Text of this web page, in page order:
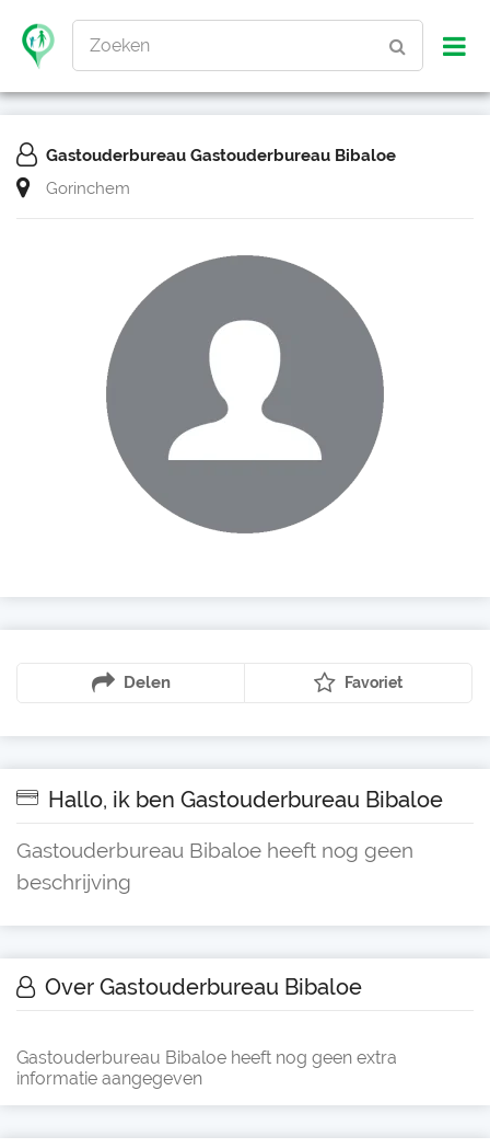
Zoeken
Gastouderbureau Gastouderbureau Bibaloe
Gorinchem
Delen Favoriet
Hallo, ik ben Gastouderbureau Bibaloe
Gastouderbureau Bibaloe heeft nog geen
beschrijving
Over Gastouderbureau Bibaloe
Gastouderbureau Bibaloe heeft nog geen extra
informatie aangegeven